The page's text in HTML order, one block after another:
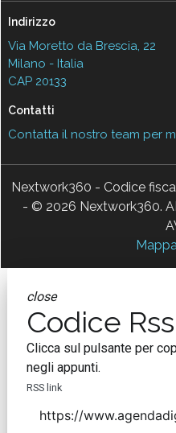
Indirizzo
Via Moretto da Brescia, 22
Milano - Italia
CAP 20133
Contatti
Contatta il nostro team per
Nextwork360 - Codice
- © 2026 Nextwork360.
close
Codice Rss
Clicca sul pulsante per
negli appunti.
RSS link